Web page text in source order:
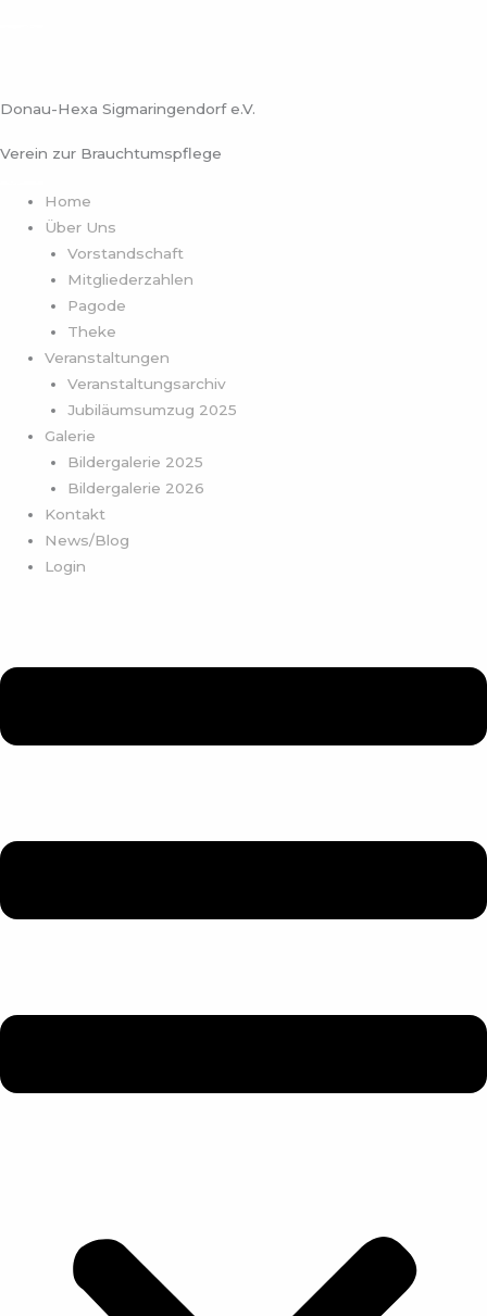
Donau-Hexa Sigmaringendorf e.V.
Verein zur Brauchtumspflege
Home
Über Uns
Vorstandschaft
Mitgliederzahlen
Pagode
Theke
Veranstaltungen
Veranstaltungsarchiv
Jubiläumsumzug 2025
Galerie
Bildergalerie 2025
Bildergalerie 2026
Kontakt
News/Blog
Login